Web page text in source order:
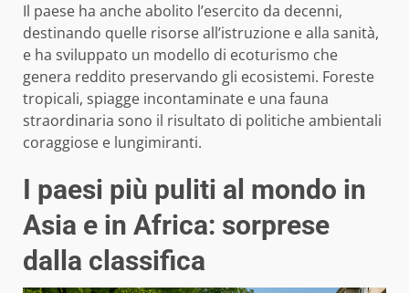
Il paese ha anche abolito l’esercito da decenni,
destinando quelle risorse all’istruzione e alla sanità,
e ha sviluppato un modello di ecoturismo che
genera reddito preservando gli ecosistemi. Foreste
tropicali, spiagge incontaminate e una fauna
straordinaria sono il risultato di politiche ambientali
coraggiose e lungimiranti.
I paesi più puliti al mondo in
Asia e in Africa: sorprese
dalla classifica